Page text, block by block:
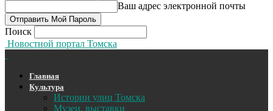
Ваш адрес электронной почты
Поиск
Новостной портал Томска
Главная
Культура
Истории улиц Томска
Музеи, выставки